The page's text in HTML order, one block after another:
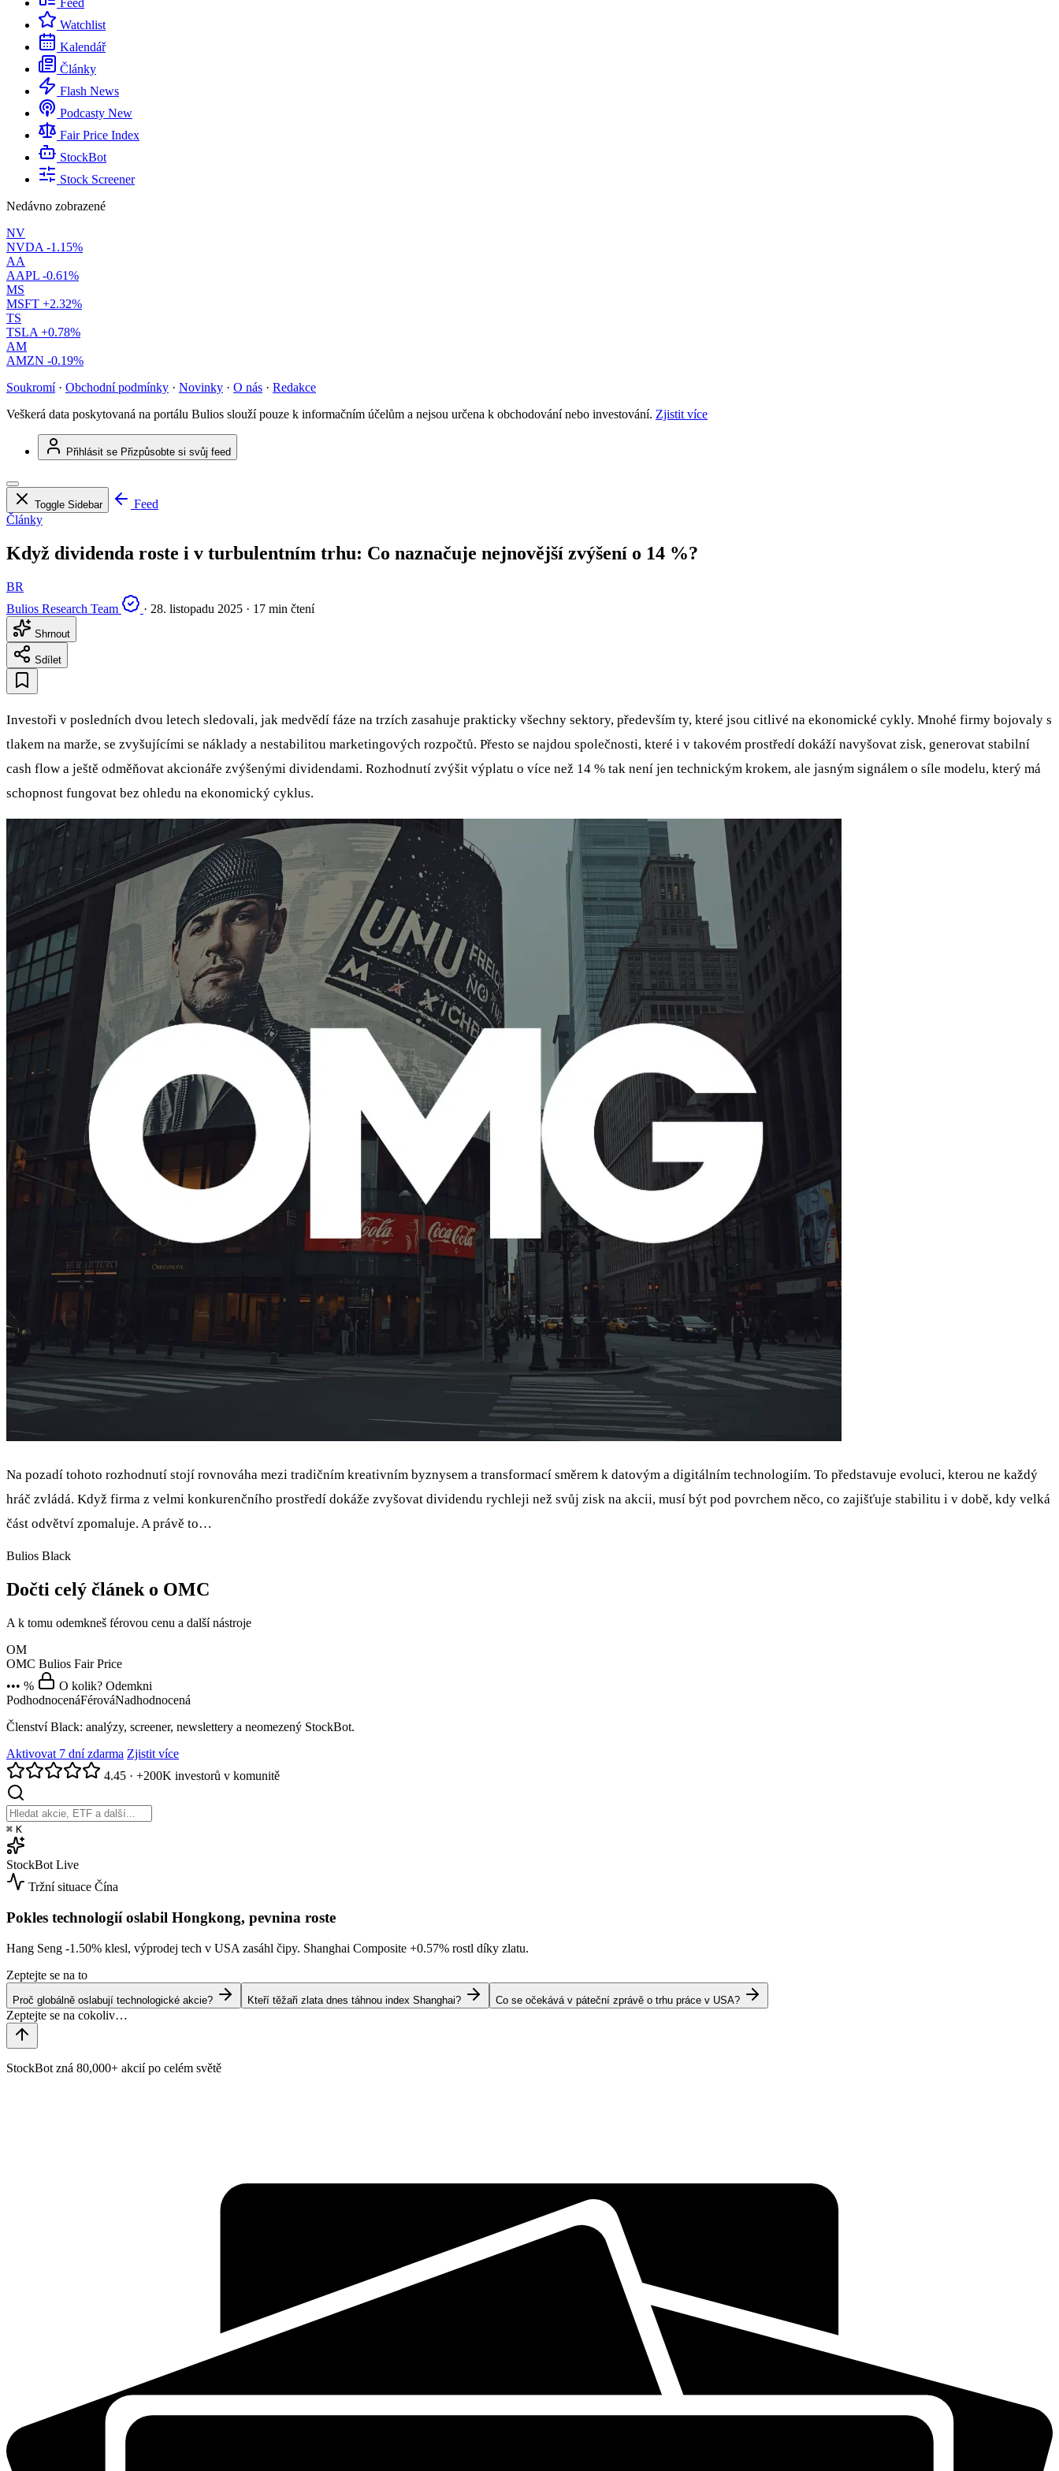
Feed
Watchlist
Kalendář
Články
Flash News
Podcasty New
Fair Price Index
StockBot
Stock Screener
Nedávno zobrazené
NV
NVDA -1.15%
AA
AAPL -0.61%
MS
MSFT +2.32%
TS
TSLA +0.78%
AM
AMZN -0.19%
Soukromí · Obchodní podmínky · Novinky · O nás · Redakce
Veškerá data poskytovaná na portálu Bulios slouží pouze k informačním účelům a nejsou určena k obchodování nebo investování. Zjistit více
Přihlásit se Přizpůsobte si svůj feed
Toggle Sidebar
Feed
Články
Když dividenda roste i v turbulentním trhu: Co naznačuje nejnovější zvýšení o 14 %?
BR
Bulios Research Team
· 28. listopadu 2025 · 17 min čtení
Shrnout
Sdílet
Investoři v posledních dvou letech sledovali, jak medvědí fáze na trzích zasahuje prakticky všechny sektory, především ty, které jsou citlivé na ekonomické cykly. Mnohé firmy bojovaly s
tlakem na marže, se zvyšujícími se náklady a nestabilitou marketingových rozpočtů. Přesto se najdou společnosti, které i v takovém prostředí dokáží navyšovat zisk, generovat stabilní
cash flow a ještě odměňovat akcionáře zvýšenými dividendami. Rozhodnutí zvýšit výplatu o více než 14 % tak není jen technickým krokem, ale jasným signálem o síle modelu, který má
schopnost fungovat bez ohledu na ekonomický cyklus.
Na pozadí tohoto rozhodnutí stojí rovnováha mezi tradičním kreativním byznysem a transformací směrem k datovým a digitálním technologiím. To představuje evoluci, kterou ne každý
hráč zvládá. Když firma z velmi konkurenčního prostředí dokáže zvyšovat dividendu rychleji než svůj zisk na akcii, musí být pod povrchem něco, co zajišťuje stabilitu i v době, kdy velká
část odvětví zpomaluje. A právě to…
Bulios Black
Dočti celý článek o OMC
A k tomu odemkneš férovou cenu a další nástroje
OM
OMC Bulios Fair Price
••• %
O kolik? Odemkni
PodhodnocenáFérováNadhodnocená
Členství Black: analýzy, screener, newslettery a neomezený StockBot.
Aktivovat 7 dní zdarma Zjistit více
4.45 · +200K investorů v komunitě
⌘ K
StockBot Live
Tržní situace Čína
Pokles technologií oslabil Hongkong, pevnina roste
Hang Seng -1.50% klesl, výprodej tech v USA zasáhl čipy. Shanghai Composite +0.57% rostl díky zlatu.
Zeptejte se na to
Proč globálně oslabují technologické akcie? Kteří těžaři zlata dnes táhnou index Shanghai? Co se očekává v páteční zprávě o trhu práce v USA?
StockBot zná 80,000+ akcií po celém světě